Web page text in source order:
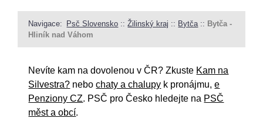
Navigace: Psč Slovensko ::Žilinský kraj :: Bytča :: Bytča -
Hliník nad Váhom
Nevíte kam na dovolenou v ČR? Zkuste Kam na
Silvestra? nebochaty a chalupy k pronájmu,e
Penziony CZ. PSČ pro Česko hledejte na PSČ
měst a obcí.